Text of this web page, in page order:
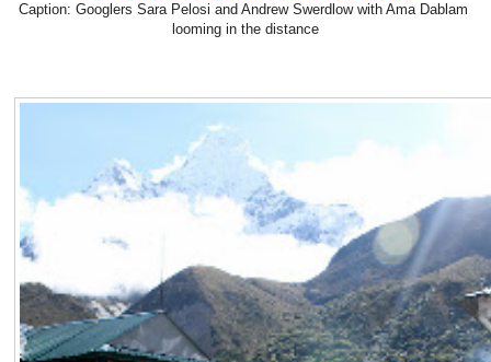
Caption: Googlers Sara Pelosi and Andrew Swerdlow with Ama Dablam
looming in the distance